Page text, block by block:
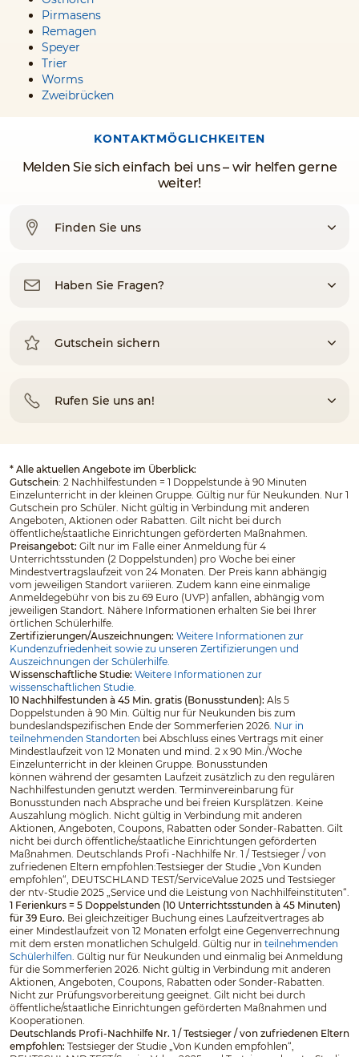
Pirmasens
Remagen
Speyer
Trier
Worms
Zweibrücken
KONTAKTMÖGLICHKEITEN
Melden Sie sich einfach bei uns – wir helfen gerne
weiter!
Finden Sie uns
Haben Sie Fragen?
Gutschein sichern
Rufen Sie uns an!
* Alle aktuellen Angebote im Überblick:
Gutschein: 2 Nachhilfestunden = 1 Doppelstunde à 90 Minuten
Einzelunterricht in der kleinen Gruppe. Gültig nur für Neukunden. Nur 1
Gutschein pro Schüler. Nicht gültig in Verbindung mit anderen
Angeboten, Aktionen oder Rabatten. Gilt nicht bei durch
öffentliche/staatliche Einrichtungen geförderten Maßnahmen.
Preisangebot: Gilt nur im Falle einer Anmeldung für 4
Unterrichtsstunden (2 Doppelstunden) pro Woche bei einer
Mindestvertragslaufzeit von 24 Monaten. Der Preis kann abhängig
vom jeweiligen Standort variieren. Zudem kann eine einmalige
Anmeldegebühr von bis zu 69 Euro (UVP) anfallen, abhängig vom
jeweiligen Standort. Nähere Informationen erhalten Sie bei Ihrer
örtlichen Schülerhilfe.
Zertifizierungen/Auszeichnungen: Weitere Informationen zur
Kundenzufriedenheit sowie zu unseren Zertifizierungen und
Auszeichnungen der Schülerhilfe.
Wissenschaftliche Studie: Weitere Informationen zur
wissenschaftlichen Studie.
10 Nachhilfestunden à 45 Min. gratis (Bonusstunden): Als 5
Doppelstunden à 90 Min. Gültig nur für Neukunden bis zum
bundeslandspezifischen Ende der Sommerferien 2026. Nur in
teilnehmenden Standorten bei Abschluss eines Vertrags mit einer
Mindestlaufzeit von 12 Monaten und mind. 2 x 90 Min./Woche
Einzelunterricht in der kleinen Gruppe. Bonusstunden
können während der gesamten Laufzeit zusätzlich zu den regulären
Nachhilfestunden genutzt werden. Terminvereinbarung für
Bonusstunden nach Absprache und bei freien Kursplätzen. Keine
Auszahlung möglich. Nicht gültig in Verbindung mit anderen
Aktionen, Angeboten, Coupons, Rabatten oder Sonder-Rabatten. Gilt
nicht bei durch öffentliche/staatliche Einrichtungen geförderten
Maßnahmen. Deutschlands Profi -Nachhilfe Nr. 1 / Testsieger / von
zufriedenen Eltern empfohlen:Testsieger der Studie „Von Kunden
empfohlen“, DEUTSCHLAND TEST/ServiceValue 2025 und Testsieger
der ntv-Studie 2025 „Service und die Leistung von Nachhilfeinstituten“.
1 Ferienkurs = 5 Doppelstunden (10 Unterrichtsstunden à 45 Minuten)
für 39 Euro. Bei gleichzeitiger Buchung eines Laufzeitvertrages ab
einer Mindestlaufzeit von 12 Monaten erfolgt eine Gegenverrechnung
mit dem ersten monatlichen Schulgeld. Gültig nur in teilnehmenden
Schülerhilfen. Gültig nur für Neukunden und einmalig bei Anmeldung
für die Sommerferien 2026. Nicht gültig in Verbindung mit anderen
Aktionen, Angeboten, Coupons, Rabatten oder Sonder-Rabatten.
Nicht zur Prüfungsvorbereitung geeignet. Gilt nicht bei durch
öffentliche/staatliche Einrichtungen geförderten Maßnahmen und
Kooperationen.
Deutschlands Profi-Nachhilfe Nr. 1 / Testsieger / von zufriedenen Eltern
empfohlen: Testsieger der Studie „Von Kunden empfohlen“,